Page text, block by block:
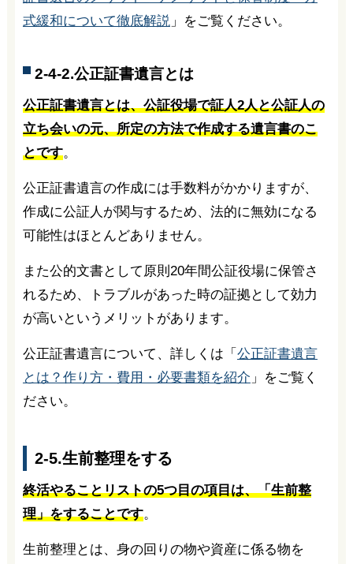
式緩和について徹底解説 」をご覧ください。
2-4-2.公正証書遺言とは
公正証書遺言とは、公証役場で証人2人と公証人の
立ち会いの元、所定の方法で作成する遺言書のこ
とです。
公正証書遺言の作成には手数料がかかりますが、
作成に公証人が関与するため、法的に無効になる
可能性はほとんどありません。
また公的文書として原則20年間公証役場に保管さ
れるため、トラブルがあった時の証拠として効力
が高いというメリットがあります。
公正証書遺言について、詳しくは「 公正証書遺言
とは？作り方・費用・必要書類を紹介 」をご覧く
ださい。
2-5.生前整理をする
終活やることリストの5つ目の項目は、「生前整
理」をすることです。
生前整理とは、身の回りの物や資産に係る物を